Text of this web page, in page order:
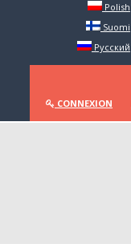
Polish
Suomi
Русский
CONNEXION